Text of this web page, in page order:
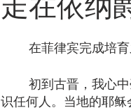
走在依纳
在菲律宾完成培
识任何人。当地的耶